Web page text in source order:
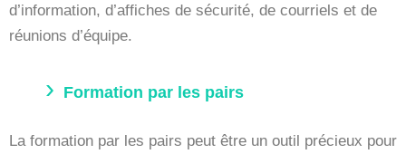
d’information, d’affiches de sécurité, de courriels et de
réunions d’équipe.
Formation par les pairs
La formation par les pairs peut être un outil précieux pour